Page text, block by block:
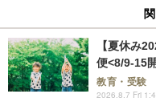
【夏休み
便<8/9-15
教育・受験
2026.8.7 Fri